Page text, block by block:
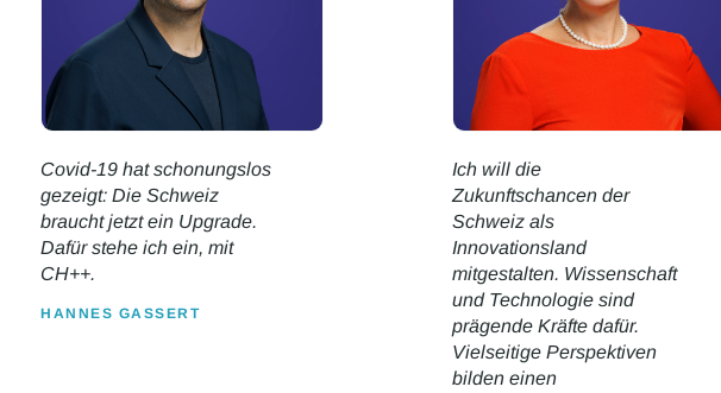
Covid-19 hat schonungslos
gezeigt: Die Schweiz
braucht jetzt ein Upgrade.
Dafür stehe ich ein, mit
CH++.
HANNES GASSERT
Ich will die
Zukunftschancen der
Schweiz als
Innovationsland
mitgestalten. Wissenschaft
und Technologie sind
prägende Kräfte dafür.
Vielseitige Perspektiven
bilden einen